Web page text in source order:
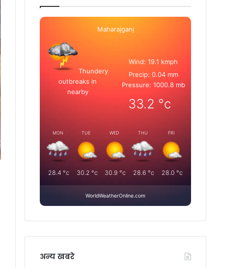
Maharajganj
Thundery
outbreaks in
nearby
Wind: 19.1 kmph
Precip: 0.04 mm
Pressure: 1000.8 mb
33.2 °c
MON
28.4 °c
TUE
30.2 °c
WED
30.9 °c
THU
28.6 °c
FRI
28.0 °c
WorldWeatherOnline.com
अन्य खबरे